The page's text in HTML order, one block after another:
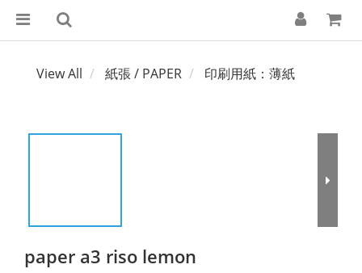
View All 紙張 / PAPER 印刷用紙：薄紙
paper a3 riso lemon